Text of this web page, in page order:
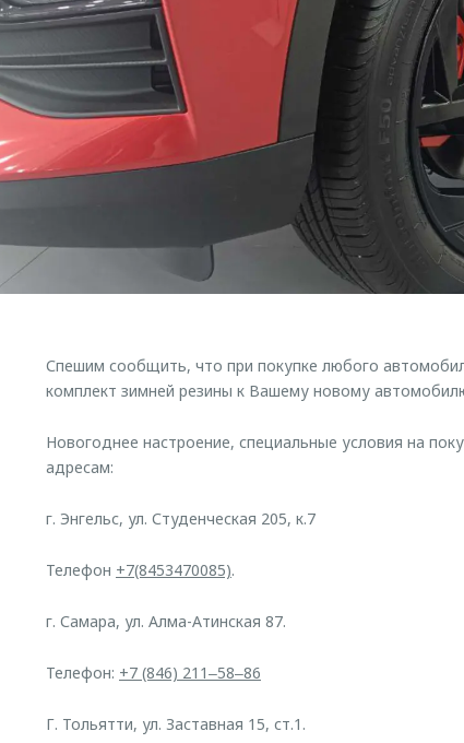
Спешим сообщить, что при покупке любого
комплект зимней резины к Вашему новому
Новогоднее настроение, специальные условия на
адресам:
г. Энгельс, ул. Студенческая 205, к.7
Телефон +7(8453470085).
г. Самара, ул. Алма-Атинская 87.
Телефон: +7 (846) 211‒58‒86
Г. Тольятти, ул. Заставная 15, ст.1.